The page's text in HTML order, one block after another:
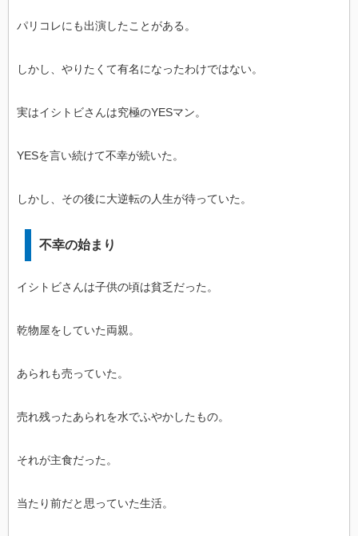
パリコレにも出演したことがある。
しかし、やりたくて有名になったわけではない。
実はイシトビさんは究極のYESマン。
YESを言い続けて不幸が続いた。
しかし、その後に大逆転の人生が待っていた。
不幸の始まり
イシトビさんは子供の頃は貧乏だった。
乾物屋をしていた両親。
あられも売っていた。
売れ残ったあられを水でふやかしたもの。
それが主食だった。
当たり前だと思っていた生活。